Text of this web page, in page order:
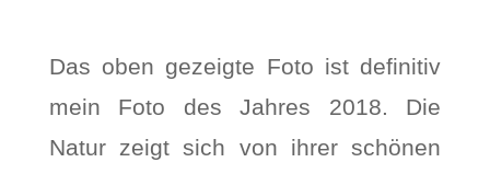
Das oben gezeigte Foto ist definitiv
mein Foto des Jahres 2018. Die
Natur zeigt sich von ihrer schönen